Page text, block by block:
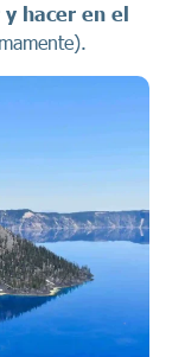
hacer en el